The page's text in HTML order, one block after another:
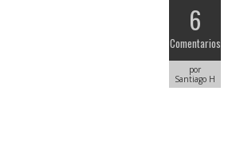
6
Comentarios
por
Santiago H